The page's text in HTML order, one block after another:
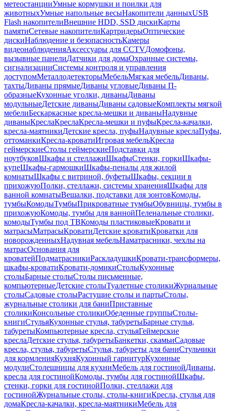
метеостанцииУмные кормушки и поилки для
животныхУмные напольные весыНакопители данныхUSB
Flash накопителиВнешние HDD, SSD дискиКарты
памятиСетевые накопителиКартридерыОптические
дискиНаблюдение и безопасностьКамеры
видеонаблюденияАксессуары для CCTVДомофоны,
вызывные панелиДатчики для домаОхранные системы,
сигнализацииСистемы контроля и управления
доступомМеталлодетекторыМебельМягкая мебельДиваны,
тахтыДиваны прямыеДиваны угловыеДиваны П-
образныеКухонные уголки, диваныДиваны
модульныеДетские диваныДиваны садовыеКомплекты мягкой
мебелиБескаркасные кресла-мешки и диваныНадувные
диваныКреслаКреслаКресла-мешки и пуфыКресла-качалки,
кресла-маятникиДетские кресла, пуфыНадувные креслаПуфы,
оттоманкиКресла-кроватиИгровая мебельКресла
геймерскиеСтолы геймерскиеПодставки для
ноутбуковШкафы и стеллажиШкафыСтенки, горкиШкафы-
купеШкафы-гармошкиШкафы-пеналы для жилой
комнатыШкафы с витриной, буфетыШкафы, секции в
прихожуюПолки, стеллажи, системы храненияШкафы для
ванной комнатыВешалки, подставки для зонтовКомоды,
тумбыКомодыТумбыПрикроватные тумбыОбувницы, тумбы в
прихожуюКомоды, тумбы для ваннойПеленальные столики,
комодыТумбы под ТВКомоды пластиковыеКровати и
матрасыМатрасыКроватиДетские кроватиКроватки для
новорожденныхНадувная мебельНаматрасники, чехлы на
матрасОснования для
кроватейПодматрасникиРаскладушкиКровати-трансформеры,
шкафы-кроватиКровати-домикиСтолыКухонные
столыБарные столыСтолы письменные,
компьютерныеДетские столыТуалетные столикиЖурнальные
столыСадовые столыРастущие столы и партыСтолы,
журнальные столики для баниПриставные
столикиКонсольные столикиОбеденные группыСтолы-
книгиСтульяКухонные стулья, табуретыБарные стулья,
табуретыКомпьютерные кресла, стульяГеймерские
креслаДетские стулья, табуретыБанкетки, скамьиСадовые
кресла, стулья, табуретыСтулья, табуреты для баниСтульчики
для кормленияКухняКухонный гарнитурКухонные
модулиСтолешницы для кухниМебель для гостинойДиваны,
кресла для гостинойКомоды, тумбы для гостинойШкафы,
стенки, горки для гостинойПолки, стеллажи для
гостинойЖурнальные столы, столы-книгиКресла, стулья для
домаКресла-качалки, кресла-маятникиМебель для